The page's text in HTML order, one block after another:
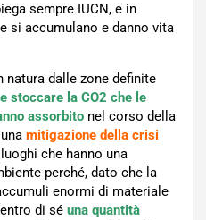
sempre IUCN, e in
si accumulano e danno vita
dalle zone definite
stoccare la CO2 che le
assorbito nel corso della
mitigazione della crisi
che hanno una
perché, dato che la
enormi di materiale
di sé una quantità